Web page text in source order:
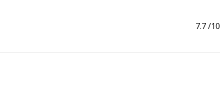
7.7/10